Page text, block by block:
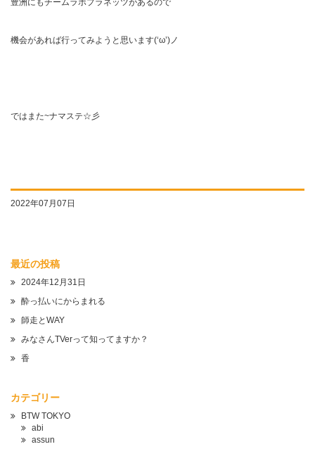
豊洲にもチームラボプラネッツがあるので
機会があれば行ってみようと思います(‘ω’)ノ
ではまた~ナマステ☆彡
2022年07月07日
最近の投稿
2024年12月31日
酔っ払いにからまれる
師走とWAY
みなさんTVerって知ってますか？
香
カテゴリー
BTW TOKYO
abi
assun